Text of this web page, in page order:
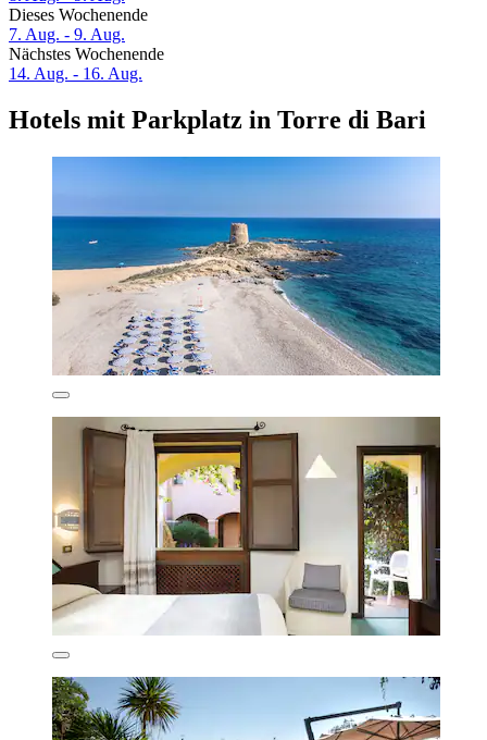
Dieses Wochenende
7. Aug. - 9. Aug.
Nächstes Wochenende
14. Aug. - 16. Aug.
Hotels mit Parkplatz in Torre di Bari